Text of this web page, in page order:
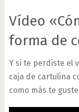
Vídeo
forma de
Y si te perdiste el
caja de cartulina
como más te